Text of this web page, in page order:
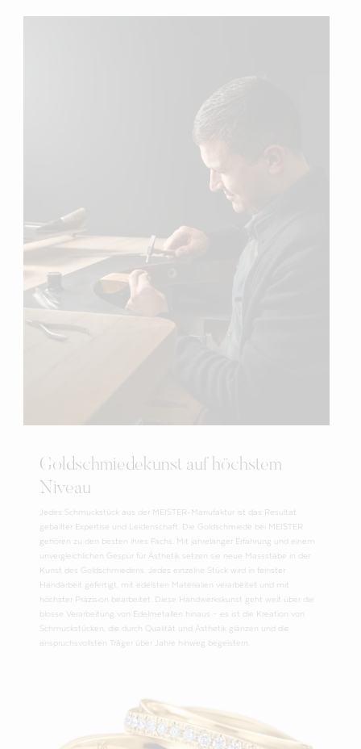
Goldschmiedekunst auf höchstem
Niveau
Jedes Schmuckstück aus der MEISTER-Manufaktur ist das Resultat
geballter Expertise und Leidenschaft. Die Goldschmiede bei MEISTER
gehören zu den besten ihres Fachs. Mit jahrelanger Erfahrung und einem
unvergleichlichen Gespür für Ästhetik setzen sie neue Massstäbe in der
Kunst des Goldschmiedens. Jedes einzelne Stück wird in feinster
Handarbeit gefertigt, mit edelsten Materialien verarbeitet und mit
höchster Präzision bearbeitet. Diese Handwerkskunst geht weit über die
blosse Verarbeitung von Edelmetallen hinaus – es ist die Kreation von
Schmuckstücken, die durch Qualität und Ästhetik glänzen und die
anspruchsvollsten Träger über Jahre hinweg begeistern.